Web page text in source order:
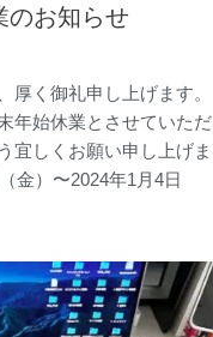
のお知らせ
厚く御礼申し上げます。
年始休業とさせていただ
宜しくお願い申し上げま
金）〜2024年1月4日